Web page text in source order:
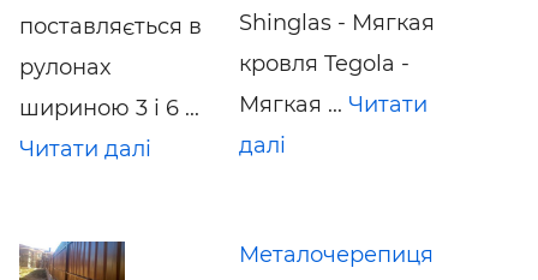
поставляється в
рулонах
шириною 3 і 6 ...
Читати далі
Shinglas - Мягкая
кровля Tegola -
Мягкая ... Читати
далі
Металочерепиця